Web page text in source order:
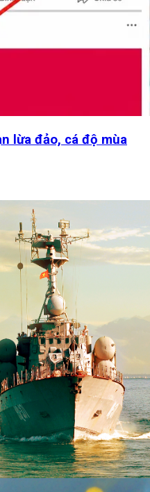
lừa đảo, cá độ mùa